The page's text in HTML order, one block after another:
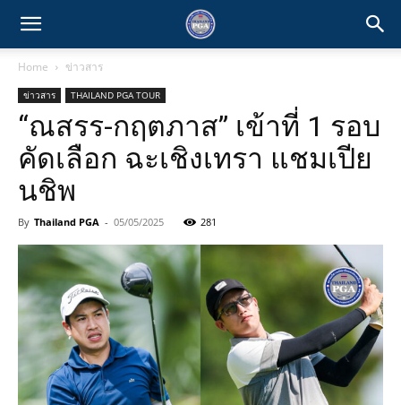
Home ข่าวสาร
ข่าวสาร THAILAND PGA TOUR
“ณสรร-กฤตภาส” เข้าที่ 1 รอบ
คัดเลือก ฉะเชิงเทรา แชมเปีย
นชิพ
By Thailand PGA - 05/05/2025 281